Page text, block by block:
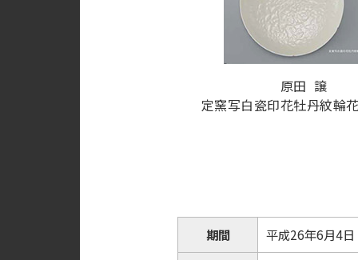
原田 譲
定窯写白瓷印花牡丹紋輪
期間
平成26年6月4